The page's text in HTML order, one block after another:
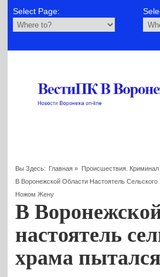
Select Page:
Вы Здесь: Главная » Происшествия. Криминал
В Воронежской Области Настоятель
Ножом Жену
В
настоятель
храма